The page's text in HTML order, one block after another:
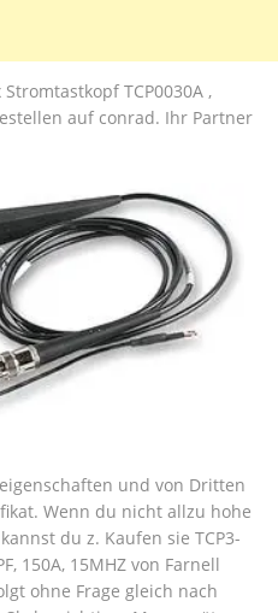
TCP0030A ,
auf conrad. Ihr Partner
und von Dritten
Wenn du nicht allzu hohe
du z. Kaufen sie TCP3-
150A, 15MHZ von Farnell
ohne Frage gleich nach